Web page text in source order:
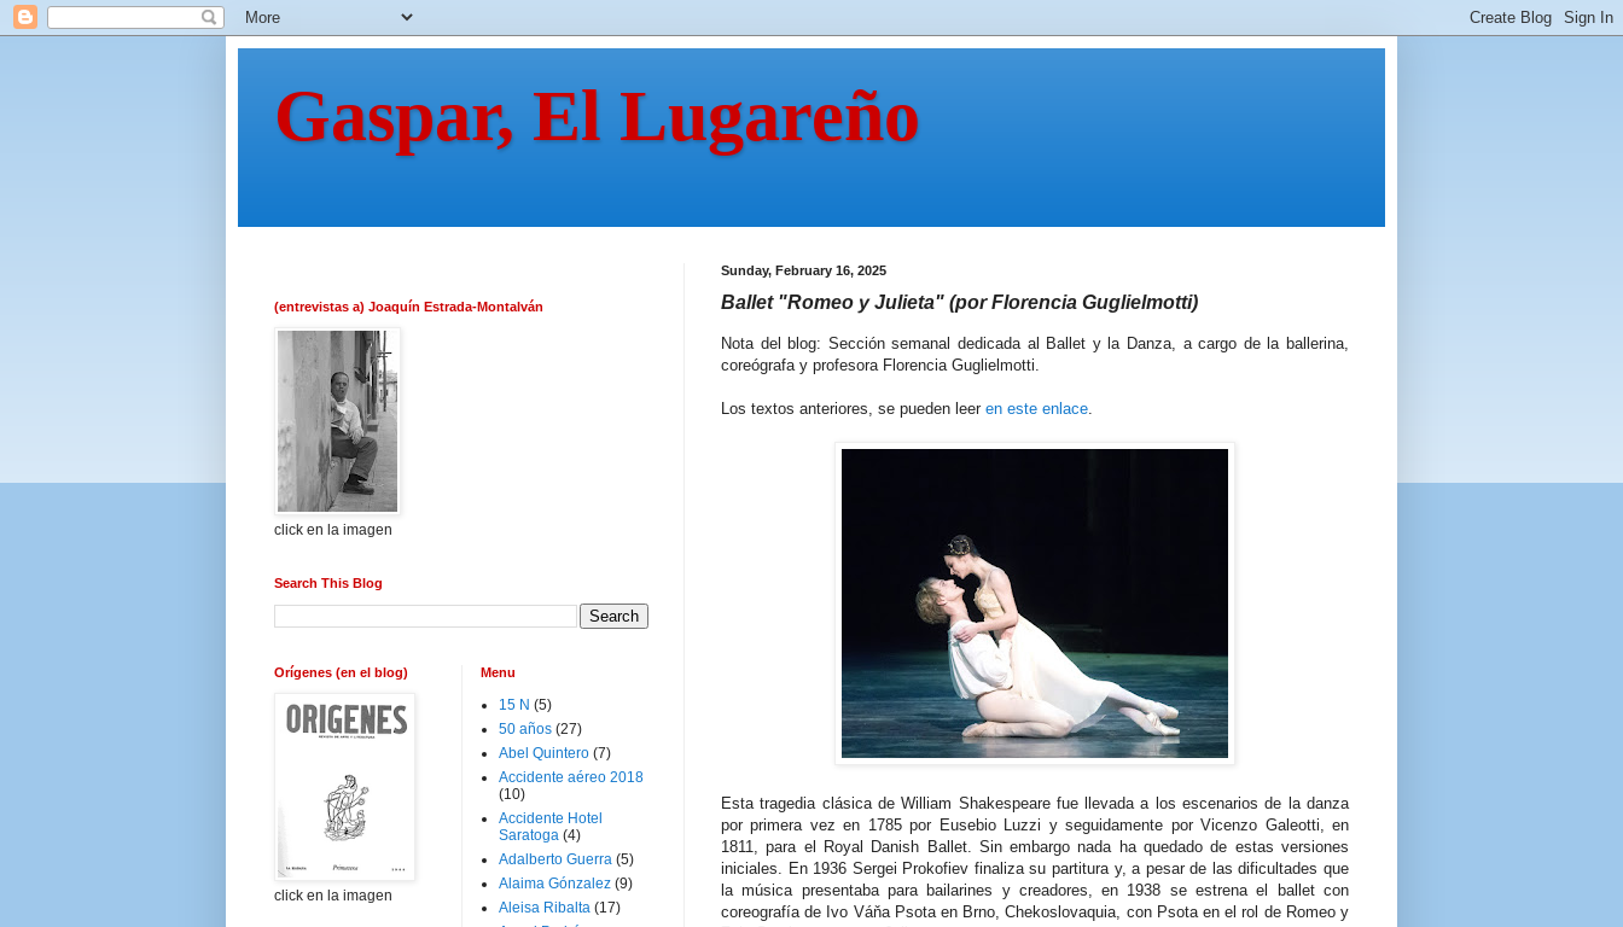
Gaspar, El Lugareño
Sunday, February 16, 2025
Ballet "Romeo y Julieta" (por Florencia Guglielmotti)
Nota del blog: Sección semanal dedicada al Ballet y la Danza, a cargo de la ballerina,
coreógrafa y profesora Florencia Guglielmotti.
Los textos anteriores, se pueden leer en este enlace.
Esta tragedia clásica de William Shakespeare fue llevada a los escenarios de la danza
por primera vez en 1785 por Eusebio Luzzi y seguidamente por Vicenzo Galeotti, en
1811, para el Royal Danish Ballet. Sin embargo nada ha quedado de estas versiones
iniciales. En 1936 Sergei Prokofiev finaliza su partitura y, a pesar de las dificultades que
la música presentaba para bailarines y creadores, en 1938 se estrena el ballet con
coreografía de Ivo Váňa Psota en Brno, Chekoslovaquia, con Psota en el rol de Romeo y
(entrevistas a) Joaquín Estrada-Montalván
click en la imagen
Search This Blog
Orígenes (en el blog)
click en la imagen
Menu
15 N (5)
50 años (27)
Abel Quintero (7)
Accidente aéreo 2018
(10)
Accidente Hotel
Saratoga (4)
Adalberto Guerra (5)
Alaima Gónzalez (9)
Aleisa Ribalta (17)